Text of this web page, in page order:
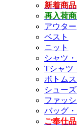
新着商品
再入荷
アウター
ベスト
ニット
シャツ
Tシャツ
ボトムス
シュー
ファッ
バッグ
ご奉仕品